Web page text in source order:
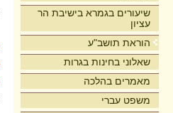
שיעורים בגמרא בישיבת הר
עציון
הוראת תושב"ע
שאלוני בחינות בגרות
מאמרים בהלכה
משפט עברי